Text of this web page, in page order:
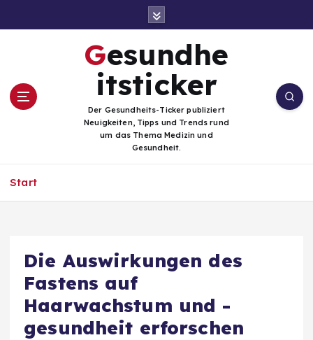
i
Gesundhe
itsticker
Der Gesundheits-Ticker publiziert
Neuigkeiten, Tipps und Trends rund
um das Thema Medizin und
Gesundheit.
Start
Die Auswirkungen des
Fastens auf
Haarwachstum und -
gesundheit erforschen